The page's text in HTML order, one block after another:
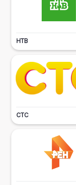
НТВ
СТС